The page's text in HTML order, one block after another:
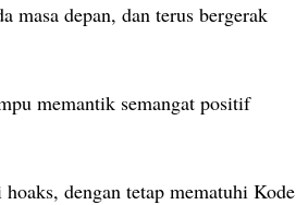
masa depan, dan terus bergerak
memantik semangat positif
dengan tetap mematuhi Kode